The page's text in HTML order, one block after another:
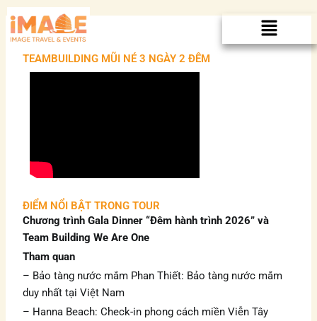
Nhảy
tới
nội
dung
Menu
TEAMBUILDING MŨI NÉ 3 NGÀY 2 ĐÊM
ĐIỂM NỔI BẬT TRONG TOUR
Chương trình Gala Dinner “Đêm hành trình 2026” và
Team Building We Are One
Tham quan
– Bảo tàng nước mắm Phan Thiết: Bảo tàng nước mắm
duy nhất tại Việt Nam
– Hanna Beach: Check-in phong cách miền Viễn Tây